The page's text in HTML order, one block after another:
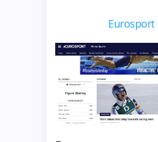
Eurosport